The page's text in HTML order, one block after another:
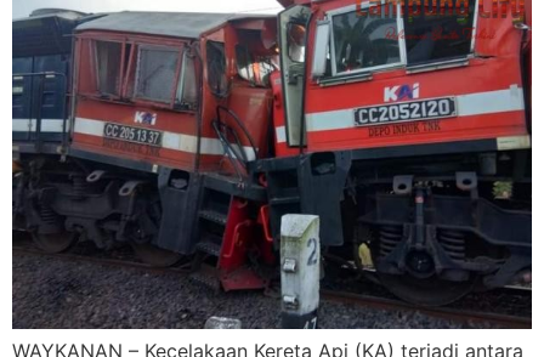
WAYKANAN – Kecelakaan Kereta Api (KA) terjadi antara